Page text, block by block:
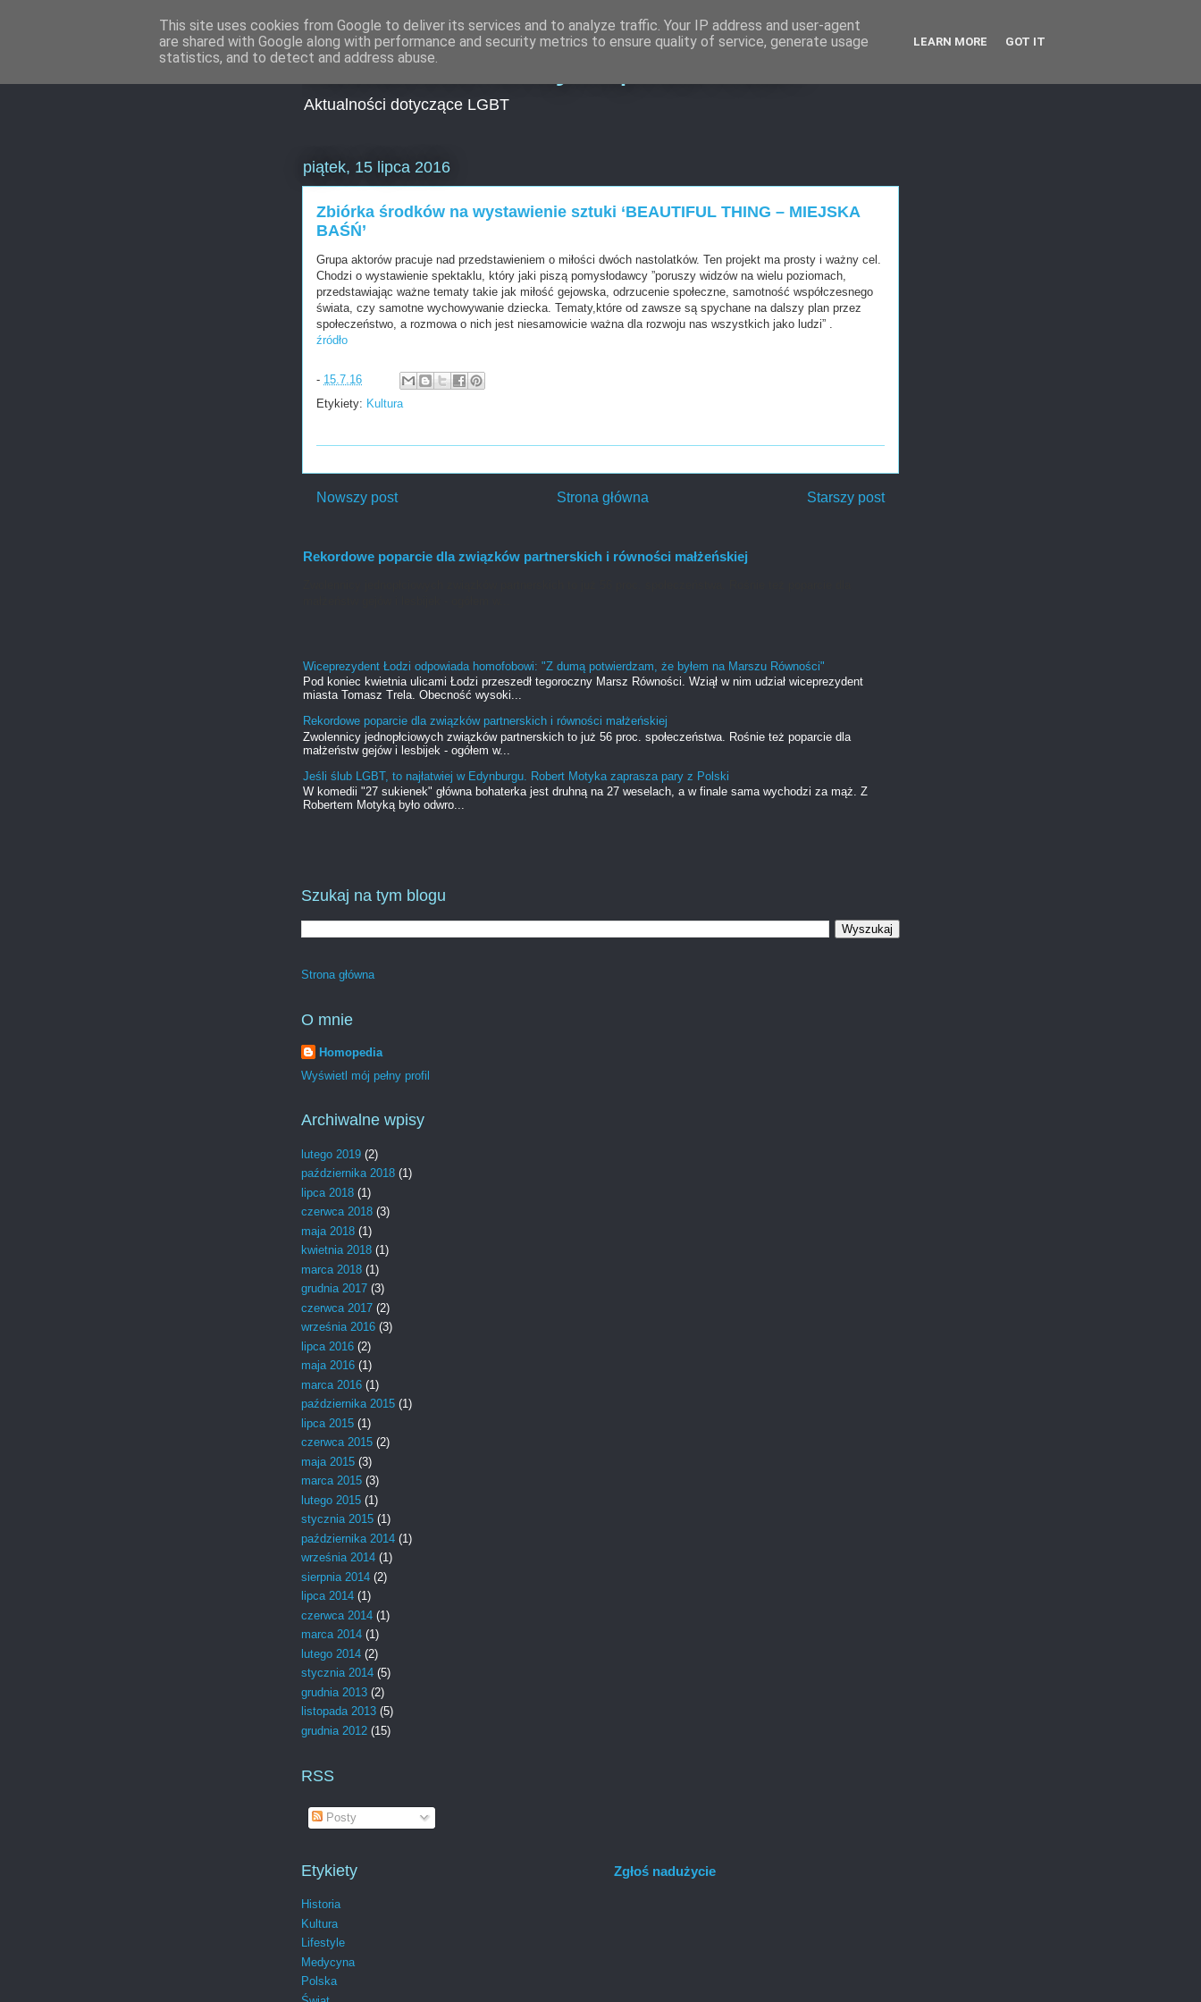
Aktualności Encyklopedia LGBT
Aktualności dotyczące LGBT
piątek, 15 lipca 2016
Zbiórka środków na wystawienie sztuki ‘BEAUTIFUL THING – MIEJSKA
BAŚŃ’
Grupa aktorów pracuje nad przedstawieniem o miłości dwóch nastolatków. Ten projekt ma prosty i ważny cel.
Chodzi o wystawienie spektaklu, który jaki piszą pomysłodawcy ”poruszy widzów na wielu poziomach,
przedstawiając ważne tematy takie jak miłość gejowska, odrzucenie społeczne, samotność współczesnego
świata, czy samotne wychowywanie dziecka. Tematy,które od zawsze są spychane na dalszy plan przez
społeczeństwo, a rozmowa o nich jest niesamowicie ważna dla rozwoju nas wszystkich jako ludzi” .
źródło
- 15.7.16
Etykiety: Kultura
Nowszy post Starszy post
Strona główna
Rekordowe poparcie dla związków partnerskich i równości małżeńskiej
Wiceprezydent Łodzi odpowiada homofobowi: "Z dumą potwierdzam, że byłem na Marszu Równości"
Pod koniec kwietnia ulicami Łodzi przeszedł tegoroczny Marsz Równości. Wziął w nim udział wiceprezydent
miasta Tomasz Trela. Obecność wysoki...
Rekordowe poparcie dla związków partnerskich i równości małżeńskiej
Zwolennicy jednopłciowych związków partnerskich to już 56 proc. społeczeństwa. Rośnie też poparcie dla
małżeństw gejów i lesbijek - ogółem w...
Jeśli ślub LGBT, to najłatwiej w Edynburgu. Robert Motyka zaprasza pary z Polski
W komedii "27 sukienek" główna bohaterka jest druhną na 27 weselach, a w finale sama wychodzi za mąż. Z
Robertem Motyką było odwro...
Szukaj na tym blogu
Strona główna
O mnie
Homopedia
Wyświetl mój pełny profil
Archiwalne wpisy
lutego 2019 (2)
października 2018 (1)
lipca 2018 (1)
czerwca 2018 (3)
maja 2018 (1)
kwietnia 2018 (1)
marca 2018 (1)
grudnia 2017 (3)
czerwca 2017 (2)
września 2016 (3)
lipca 2016 (2)
maja 2016 (1)
marca 2016 (1)
października 2015 (1)
lipca 2015 (1)
czerwca 2015 (2)
maja 2015 (3)
marca 2015 (3)
lutego 2015 (1)
stycznia 2015 (1)
października 2014 (1)
września 2014 (1)
sierpnia 2014 (2)
lipca 2014 (1)
czerwca 2014 (1)
marca 2014 (1)
lutego 2014 (2)
stycznia 2014 (5)
grudnia 2013 (2)
listopada 2013 (5)
grudnia 2012 (15)
RSS
Posty
Etykiety
Historia
Kultura
Lifestyle
Medycyna
Polska
Zgłoś nadużycie
This site uses cookies from Google to deliver its services and to analyze traffic. Your IP address and user-agent
are shared with Google along with performance and security metrics to ensure quality of service, generate usage
statistics, and to detect and address abuse.
LEARN MORE GOT IT